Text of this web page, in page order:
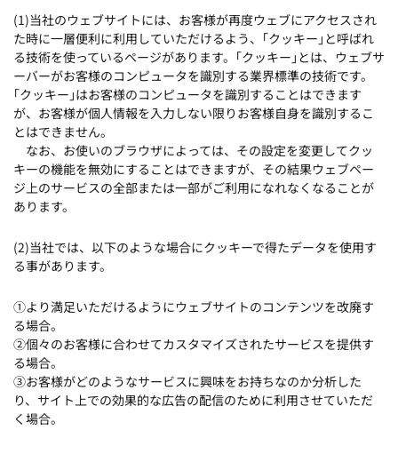
(1)当社のウェブサイトには、お客様が再度ウェブにアクセスされ
た時に一層便利に利用していただけるよう、｢クッキー｣と呼ばれ
る技術を使っているページがあります。｢クッキー｣とは、ウェブサ
ーバーがお客様のコンピュータを識別する業界標準の技術です。
｢クッキー｣はお客様のコンピュータを識別することはできます
が、お客様が個人情報を入力しない限りお客様自身を識別するこ
とはできません。
なお、お使いのブラウザによっては、その設定を変更してクッ
キーの機能を無効にすることはできますが、その結果ウェブペー
ジ上のサービスの全部または一部がご利用になれなくなることが
あります。
(2)当社では、以下のような場合にクッキーで得たデータを使用す
る事があります。
①より満足いただけるようにウェブサイトのコンテンツを改廃す
る場合。
②個々のお客様に合わせてカスタマイズされたサービスを提供す
る場合。
③お客様がどのようなサービスに興味をお持ちなのか分析した
り、サイト上での効果的な広告の配信のために利用させていただ
く場合。